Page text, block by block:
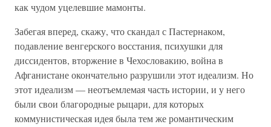
как чудом уцелевшие мамонты.
Забегая вперед, скажу, что скандал с Пастернаком,
подавление венгерского восстания, психушки для
диссидентов, вторжение в Чехословакию, война в
Афганистане окончательно разрушили этот идеализм. Но
этот идеализм — неотъемлемая часть истории, и у него
были свои благородные рыцари, для которых
коммунистическая идея была тем же романтическим